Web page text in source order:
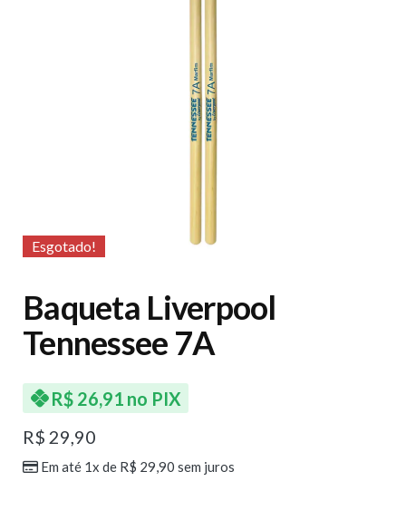
Esgotado!
Baqueta Liverpool
Tennessee 7A
R$ 29,90
Em até 1x de R$ 29,90 sem juros
R$ 26,91 no PIX